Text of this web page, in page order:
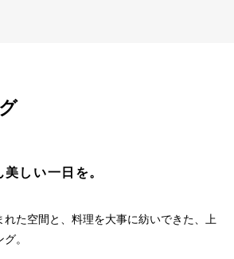
しい一日を。
れた空間と、料理を大事に紡いできた、上
。